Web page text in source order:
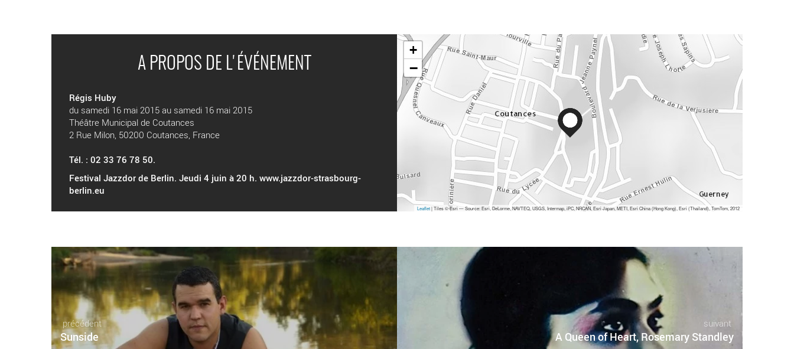
A PROPOS DE L'ÉVÉNEMENT
Régis Huby
du samedi 16 mai 2015 au samedi 16 mai 2015
Théâtre Municipal de Coutances
2 Rue Milon, 50200 Coutances, France
Tél. : 02 33 76 78 50.
Festival Jazzdor de Berlin. Jeudi 4 juin à 20 h. www.jazzdor-strasbourg-
berlin.eu
+
−
Leaflet| Tiles © Esri — Source: Esri, DeLorme, NAVTEQ, USGS, Intermap, iPC, NRCAN, Esri Japan, METI, Esri China (Hong Kong), Esri (Thailand), TomTom, 2012
précédent
Sunside
suivant
A Queen of Heart, Rosemary Standley